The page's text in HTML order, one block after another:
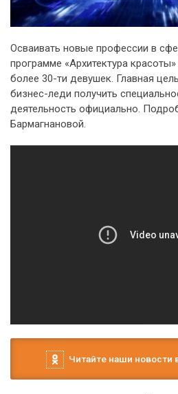
Осваивать новые профессии в
программе «Архитектура
более 30-ти девушек. Главная
бизнес-леди получить
деятельность официально.
Бармагнановой.
Читайте наши новости